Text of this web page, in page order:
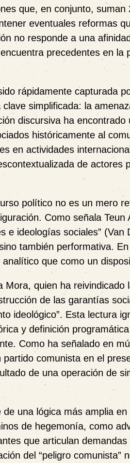
que, en conjunto,
eventuales reformas
no responde a una
precedentes en la
rápidamente capturada
simplificada: la
discursiva ha
históricamente al
en actividades
de actores
político no es un mero
Como señala Teun
e ideologías sociales” (Van
también performativa.
que como un
quien ha reivindicado
de las garantías
ideológico”. Esta lectura
y definición
Como ha señalado en
comunista en el
de una operación de
una lógica más amplia
de hegemonía, como
que articulan
del “peligro comunista”